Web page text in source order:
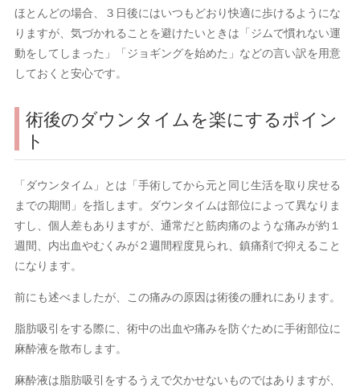
ほとんどの場合、３日後にはいつもどおり快適に歩けるようにな
りますが、気づかれることを避けたいときは「ジムで慣れない運
動をしてしまった」「ジョギングを始めた」などの言い訳を用意
しておくと安心です。
術後のダウンタイムを楽にするポイン
ト
「ダウンタイム」とは「手術してから元と同じ生活を取り戻せる
までの期間」を指します。ダウンタイムは部位によって異なりま
すし、個人差もありますが、通常だと筋肉痛のような痛みが約１
週間、内出血やむくみが２週間程度見られ、鎮痛剤で抑えること
になります。
前にも述べましたが、この痛みの原因は術後の腫れにあります。
脂肪吸引をする際に、術中の出血や痛みを防ぐために手術部位に
麻酔液を散布します。
麻酔液は脂肪吸引をするうえで欠かせないものではありますが、